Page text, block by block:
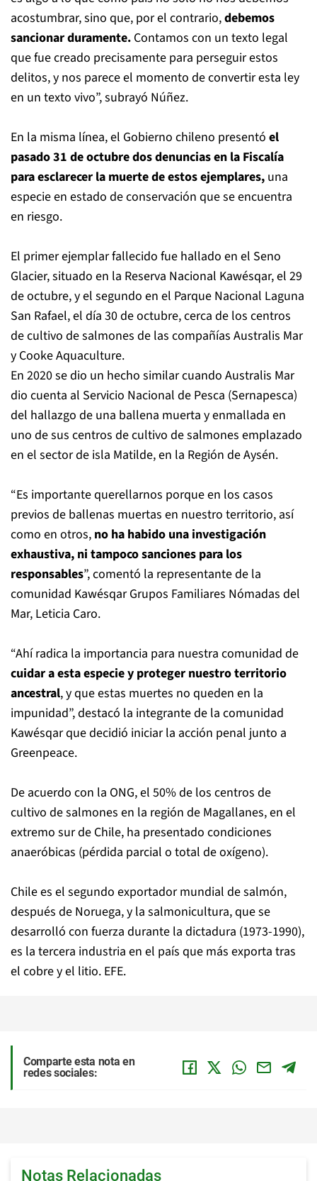
acostumbrar, sino que, por el contrario,debemos
sancionar duramente. Contamos con un texto legal
que fue creado precisamente para perseguir estos
delitos, y nos parece el momento de convertir esta ley
en un texto vivo”, subrayó Núñez.
En la misma línea, el Gobierno chileno presentó el
pasado 31 de octubre dos denuncias en la Fiscalía
para esclarecer la muerte de estos ejemplares, una
especie en estado de conservación que se encuentra
en riesgo.
El primer ejemplar fallecido fue hallado en el Seno
Glacier, situado en la Reserva Nacional Kawésqar, el 29
de octubre, y el segundo en el Parque Nacional Laguna
San Rafael, el día 30 de octubre, cerca de los centros
de cultivo de salmones de las compañías Australis Mar
y Cooke Aquaculture.
En 2020 se dio un hecho similar cuando Australis Mar
dio cuenta al Servicio Nacional de Pesca (Sernapesca)
del hallazgo de una ballena muerta y enmallada en
uno de sus centros de cultivo de salmones emplazado
en el sector de isla Matilde, en la Región de Aysén.
“Es importante querellarnos porque en los casos
previos de ballenas muertas en nuestro territorio, así
como en otros, no ha habido una investigación
exhaustiva, ni tampoco sanciones para los
responsables”, comentó la representante de la
comunidad Kawésqar Grupos Familiares Nómadas del
Mar, Leticia Caro.
“Ahí radica la importancia para nuestra comunidad de
cuidar a esta especie y proteger nuestro territorio
ancestral, y que estas muertes no queden en la
impunidad”, destacó la integrante de la comunidad
Kawésqar que decidió iniciar la acción penal junto a
Greenpeace.
De acuerdo con la ONG, el 50% de los centros de
cultivo de salmones en la región de Magallanes, en el
extremo sur de Chile, ha presentado condiciones
anaeróbicas (pérdida parcial o total de oxígeno).
Chile es el segundo exportador mundial de salmón,
después de Noruega, y la salmonicultura, que se
desarrolló con fuerza durante la dictadura (1973-1990),
es la tercera industria en el país que más exporta tras
el cobre y el litio. EFE.
Comparte esta nota en
redes sociales:
Notas Relacionadas